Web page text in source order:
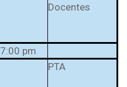
Docentes
7:00 pm
PTA